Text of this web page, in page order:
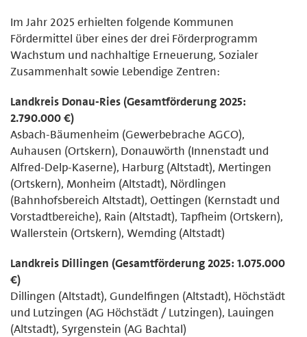
Im Jahr 2025 erhielten folgende Kommunen
Fördermittel über eines der drei Förderprogramm
Wachstum und nachhaltige Erneuerung, Sozialer
Zusammenhalt sowie Lebendige Zentren:
Landkreis Donau-Ries (Gesamtförderung 2025:
2.790.000 €)
Asbach-Bäumenheim (Gewerbebrache AGCO),
Auhausen (Ortskern), Donauwörth (Innenstadt und
Alfred-Delp-Kaserne), Harburg (Altstadt), Mertingen
(Ortskern), Monheim (Altstadt), Nördlingen
(Bahnhofsbereich Altstadt), Oettingen (Kernstadt und
Vorstadtbereiche), Rain (Altstadt), Tapfheim (Ortskern),
Wallerstein (Ortskern), Wemding (Altstadt)
Landkreis Dillingen (Gesamtförderung 2025: 1.075.000
€)
Dillingen (Altstadt), Gundelfingen (Altstadt), Höchstädt
und Lutzingen (AG Höchstädt / Lutzingen), Lauingen
(Altstadt), Syrgenstein (AG Bachtal)